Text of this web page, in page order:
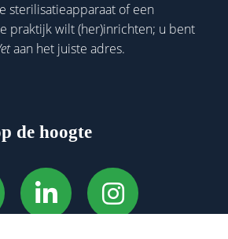
sterilisatieapparaat of een
praktijk wilt (her)inrichten; u bent
aan het juiste adres.
de hoogte